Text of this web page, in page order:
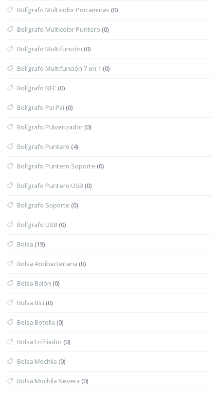
Bolígrafo Multicolor Portaminas (0)
Bolígrafo Multicolor Puntero (0)
Bolígrafo Multifunción (0)
Bolígrafo Multifunción 7 en 1 (0)
Bolígrafo NFC(0)
Bolígrafo Pai Pai (0)
Bolígrafo Pulverizador(0)
Bolígrafo Puntero (4)
Bolígrafo Puntero Soporte (0)
Bolígrafo Puntero USB (0)
Bolígrafo Soporte (0)
Bolígrafo USB (0)
Bolsa (19)
Bolsa Antibacteriana (0)
Bolsa Balón (0)
Bolsa Bici (0)
Bolsa Botella (0)
Bolsa Enfriador(0)
Bolsa Mochila (0)
Bolsa Mochila Nevera (0)